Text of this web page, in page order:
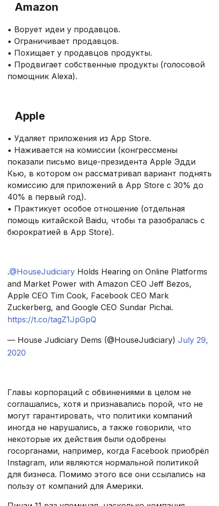
Amazon
• Ворует идеи у продавцов.
• Ограничивает продавцов.
• Похищает у продавцов продукты.
• Продвигает собственные продукты (голосовой
помощник Alexa).
Apple
• Удаляет приложения из App Store.
• Наживается на комиссии (конгрессмены
показали письмо вице-президента Apple Эдди
Кью, в котором он рассматривал вариант поднять
комиссию для приложений в App Store с 30% до
40% в первый год).
• Практикует особое отношение (отдельная
помощь китайской Baidu, чтобы та разобралась с
бюрократией в App Store).
.@HouseJudiciary Holds Hearing on Online Platforms
and Market Power with Amazon CEO Jeff Bezos,
Apple CEO Tim Cook, Facebook CEO Mark
Zuckerberg, and Google CEO Sundar Pichai.
https://t.co/tagZ1JpGpQ
— House Judiciary Dems (@HouseJudiciary) July 29,
2020
Главы корпораций с обвинениями в целом не
соглашались, хотя и признавались порой, что не
могут гарантировать, что политики компаний
иногда не нарушались, а также говорили, что
некоторые их действия были одобрены
госорганами, например, когда Facebook приобрёл
Instagram, или являются нормальной политикой
для бизнеса. Помимо этого все они ссылались на
пользу от компаний для Америки.